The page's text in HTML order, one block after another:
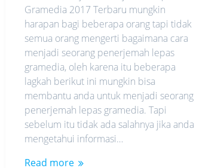
Gramedia 2017 Terbaru mungkin
harapan bagi beberapa orang tapi tidak
semua orang mengerti bagaimana cara
menjadi seorang penerjemah lepas
gramedia, oleh karena itu beberapa
lagkah berikut ini mungkin bisa
membantu anda untuk menjadi seorang
penerjemah lepas gramedia. Tapi
sebelum itu tidak ada salahnya jika anda
mengetahui informasi…
Read more